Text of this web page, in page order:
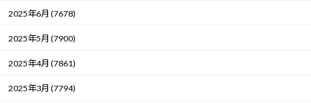
2025年6月 (7678)
2025年5月 (7900)
2025年4月 (7861)
2025年3月 (7794)